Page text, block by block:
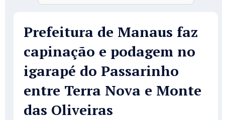
Prefeitura de Manaus faz
capinação e podagem no
igarapé do Passarinho
entre Terra Nova e Monte
das Oliveiras